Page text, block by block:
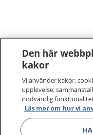
Den här
kakor
Vi använder kakor,
upplevelse,
nödvändig
Läs mer om hur vi